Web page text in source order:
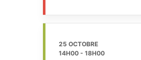
25 OCTOBRE
14H00 - 18H00